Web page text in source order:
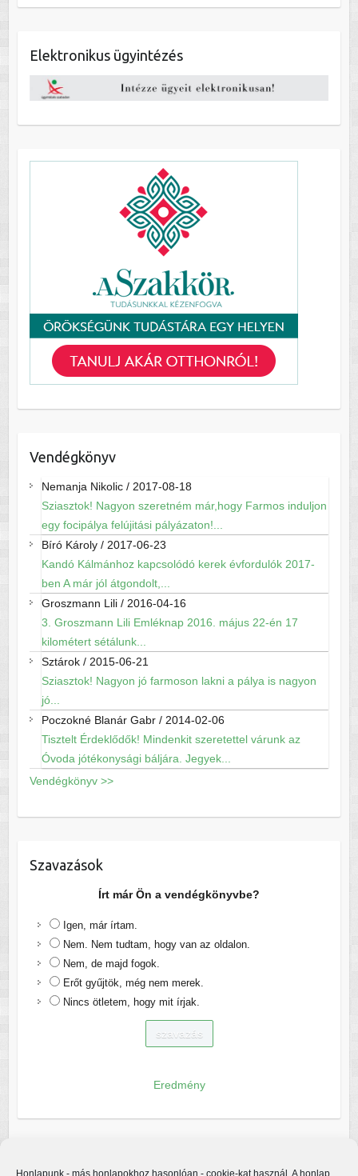
Honlapunk - más honlapokhoz hasonlóan - cookie-kat használ. A honlap
Elektronikus ügyintézés
Vendégkönyv
Nemanja Nikolic/ 2017-08-18
Sziasztok! Nagyon szeretném már,hogy Farmos induljon
egy focipálya felújitási pályázaton!...
Bíró Károly/ 2017-06-23
Kandó Kálmánhoz kapcsolódó kerek évfordulók 2017-
ben A már jól átgondolt,...
Groszmann Lili/ 2016-04-16
3. Groszmann Lili Emléknap 2016. május 22-én 17
kilométert sétálunk...
Sztárok/ 2015-06-21
Sziasztok! Nagyon jó farmoson lakni a pálya is nagyon
jó...
Poczokné Blanár Gabr/ 2014-02-06
Tisztelt Érdeklődők! Mindenkit szeretettel várunk az
Óvoda jótékonysági báljára. Jegyek...
Vendégkönyv >>
Szavazások
Írt már Ön a vendégkönyvbe?
Igen, már írtam.
Nem. Nem tudtam, hogy van az oldalon.
Nem, de majd fogok.
Erőt gyűjtök, még nem merek.
Nincs ötletem, hogy mit írjak.
Eredmény